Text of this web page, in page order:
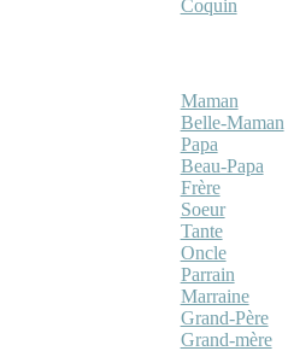
Coquin
Maman
Belle-Maman
Papa
Beau-Papa
Frère
Soeur
Tante
Oncle
Parrain
Marraine
Grand-Père
Grand-mère